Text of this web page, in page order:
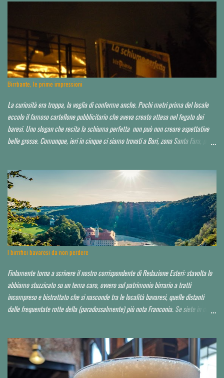
m
o
Birrbante, le prime impressioni
La curiosità era troppa, la voglia di conferme anche. Pochi metri prima del locale
eccolo il famoso cartellone pubblicitario che aveva creato attesa nel fegato dei
baresi. Uno slogan che recita la schiuma perfetta non può non creare aspettative
belle grosse. Comunque, ieri in cinque ci siamo trovati a Bari, zona Santa Fara, per
invito o conoscenza. Noi, non so in che modo, ma ce l'abbiamo fatta ad impietosire
qualcuno. Non abbiamo potuto capire neppure chi fosse il titolare, il birraio, il
proprietario, il socio...d'altro canto la serata non era quella ideale. Avrei voluto
approfondire. Locale molto grande, credo sui 200 coperti. Idea di ristorazione
leggera, niente di esagerato seppur dall'aspetto chic o "chiccoso". Arredamento in
stile moderno, niente panche appiccicose, banconi. Niente che pia...
I birrifici bavaresi da non perdere
Finlamente torna a scrivere il nostro corrispondente di Redazione Esteri: stavolta lo
abbiamo stuzzicato su un tema caro, ovvero sul patrimonio birrario a tratti
incompreso e bistrattato che si nasconde tra le località bavaresi, quelle distanti
dalle frequentate rotte della (paradossalmente) più nota Franconia. Se siete in cerca
approfondire nei prossimi anni. Partiamo da un assunto: a saper scegliere, in Baviera
si beve mediamente bene, spesso anche molto bene, in alcuni casi perfino
eccezionalmente bene. La Baviera è il più esteso Land della Repubblica federale di